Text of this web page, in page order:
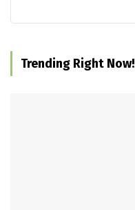
Trending Right Now!